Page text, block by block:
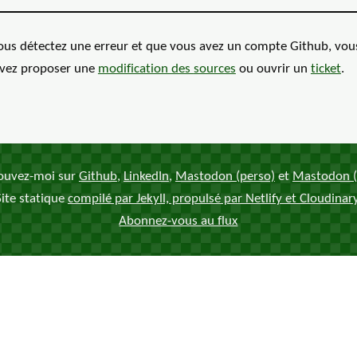
détectez une erreur et que vous avez un compte Github,
proposer une modification des sources ou ouvrir un ticket.
moi sur Github, LinkedIn, Mastodon (perso) et Mastodon
statique compilé par Jekyll, propulsé par Netlify et
Abonnez-vous au flux